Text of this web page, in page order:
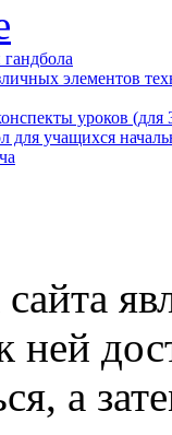
элементов
уроков (для
для учащихся
ней
а